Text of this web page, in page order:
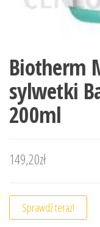
Biotherm
sylwetki
200ml
149,20zł
Sprawdź teraz!